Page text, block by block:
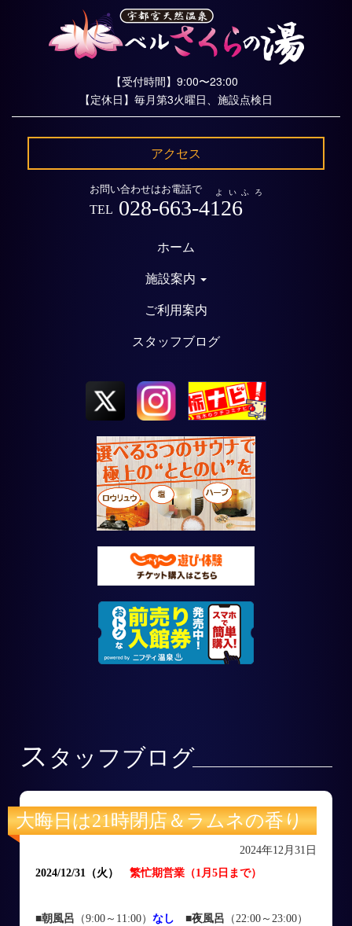
【受付時間】9:00〜23:00
【定休日】毎月第3火曜日、施設点検日
アクセス
お問い合わせはお電話で よいふろ
TEL 028-663-4126
ホーム
施設案内
ご利用案内
スタッフブログ
ス タッフブログ
大晦日は21時閉店＆ラムネの香り
2024年12月31日
2024/12/31
（火 ） 繁忙期営業（1月5日まで）
■朝風呂 （9:00～11:00） なし ■夜風呂 （22:00～23:00）